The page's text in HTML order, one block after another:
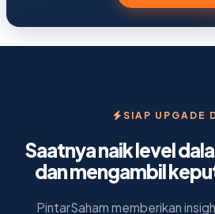
SIAP UPGADE
Saatnya naik level
dan mengambil
PintarSaham memberikan